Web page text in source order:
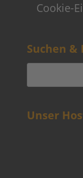
Cookie-
Suchen &
Unser